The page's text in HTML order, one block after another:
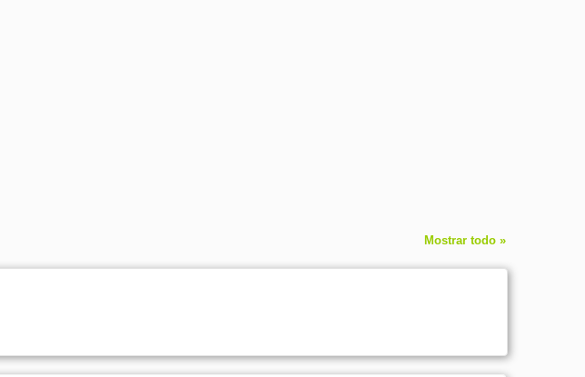
Mostrar todo »